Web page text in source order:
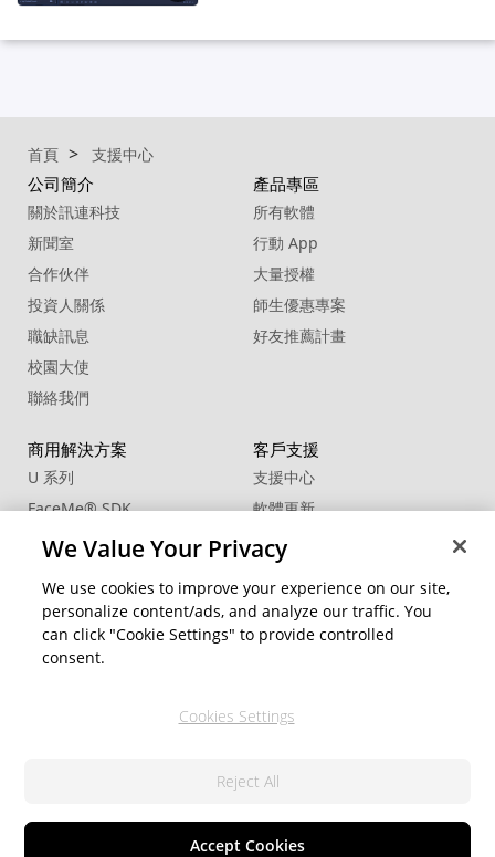
首頁 支援中心
公司簡介
關於訊連科技
新聞室
合作伙伴
投資人關係
職缺訊息
校園大使
聯絡我們
產品專區
所有軟體
行動 App
大量授權
師生優惠專案
好友推薦計畫
商用解決方案
U 系列
FaceMe®SDK
客戶支援
支援中心
軟體更新
教學中心
CCP國際專業認證
社群資源
會員專區
變更地區
Cookie 設定
We Value Your Privacy
We use cookies to improve your experience on our site,
personalize content/ads, and analyze our traffic. You
can click "Cookie Settings" to provide controlled
consent.
Cookies Settings
Reject All
Accept Cookies